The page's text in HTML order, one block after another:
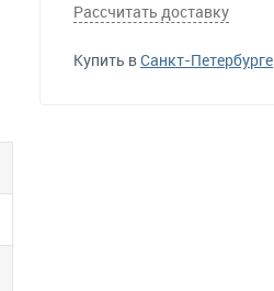
Рассчитать доставку
Купить вСанкт-Петербурге